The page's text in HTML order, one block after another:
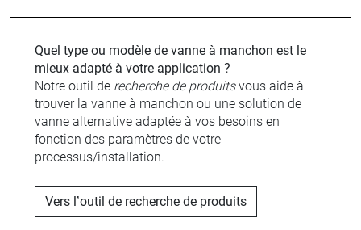
Quel type ou modèle de vanne à manchon est le
mieux adapté à votre application ?
Notre outil de recherche de produitsvous aide à
trouver la vanne à manchon ou une solution de
vanne alternative adaptée à vos besoins en
fonction des paramètres de votre
processus/installation.
Vers l’outil de recherche de produits